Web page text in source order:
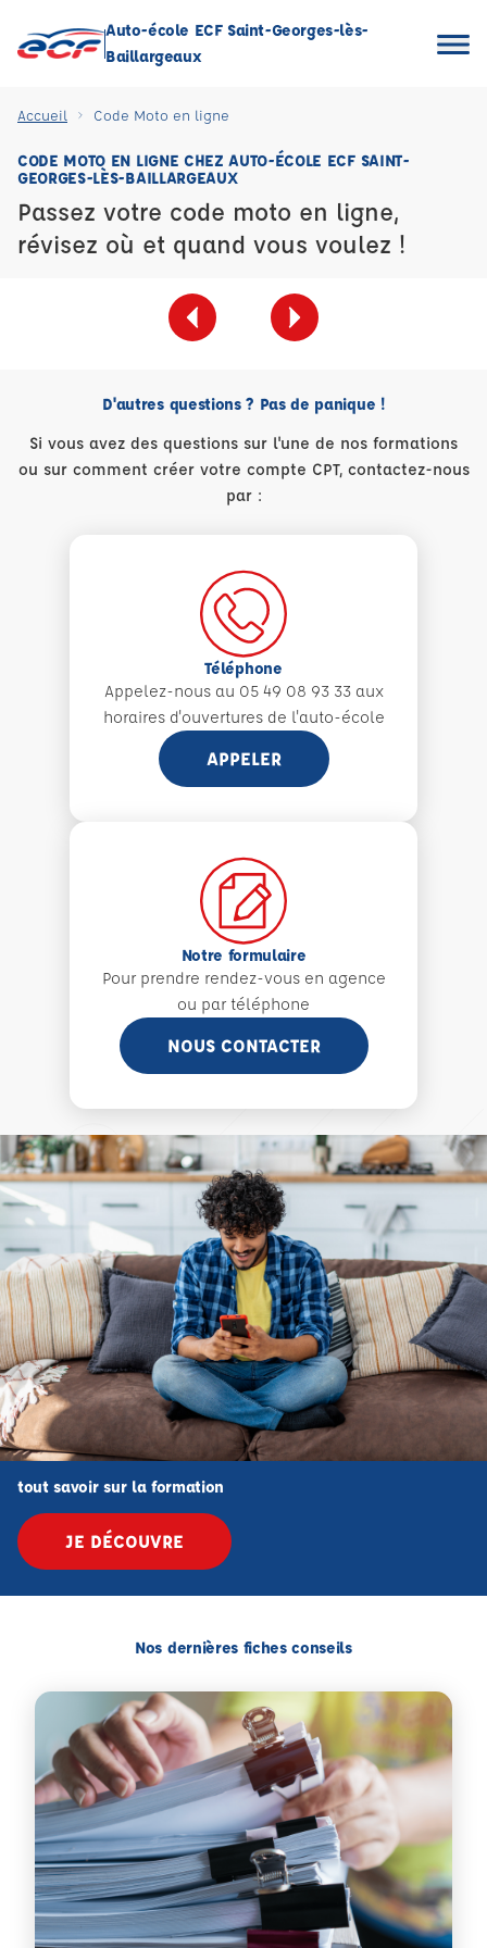
Auto-école ECF Saint-Georges-lès-
Baillargeaux
Accueil Code Moto en ligne
CODE MOTO EN LIGNE CHEZ AUTO-ÉCOLE ECF SAINT-
GEORGES-LÈS-BAILLARGEAUX
Passez votre code moto en ligne,
révisez où et quand vous voulez !
D'autres questions ? Pas de panique !
Si vous avez des questions sur l'une de nos formations
ou sur comment créer votre compte CPT, contactez-nous
par :
Téléphone
Appelez-nous au 05 49 08 93 33 aux
horaires d'ouvertures de l'auto-école
APPELER
Notre formulaire
Pour prendre rendez-vous en agence
ou par téléphone
NOUS CONTACTER
tout savoir sur la formation
JE DÉCOUVRE
Nos dernières fiches conseils